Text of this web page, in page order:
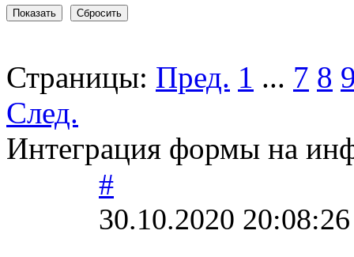
Страницы: Пред. 1 ... 7 8
След.
Интеграция формы на
#
30.10.2020 20:08:26